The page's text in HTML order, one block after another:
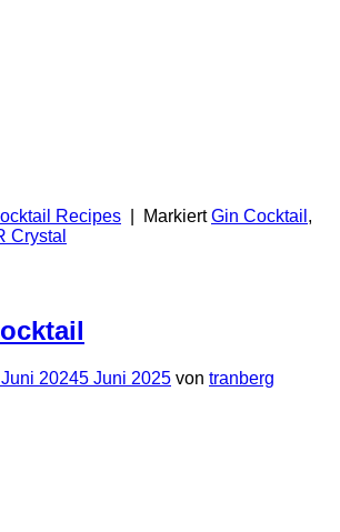
Recipes MarkiertGin Cocktail ,
Crystal
20245 Juni 2025 von tranberg